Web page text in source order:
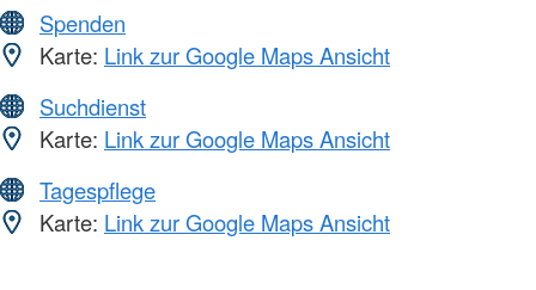
Spenden
Karte: Link zur Google Maps Ansicht
Suchdienst
Karte: Link zur Google Maps Ansicht
Tagespflege
Karte: Link zur Google Maps Ansicht